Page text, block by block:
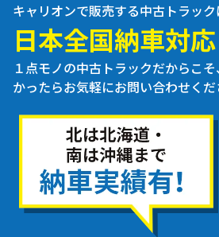
キャリオンで販売する中古トラック
日本全国納車対応
１点モノの中古トラックだからこ
かったらお気軽にお問い合わせくだ